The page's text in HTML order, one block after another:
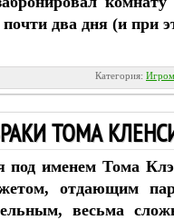
два дня (и при
Категория:
ТОМА
именем Тома
отдающим
весьма